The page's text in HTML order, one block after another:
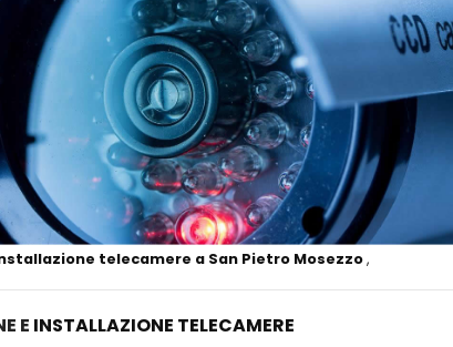
telecamere a San Pietro Mosezzo,
E INSTALLAZIONE TELECAMERE